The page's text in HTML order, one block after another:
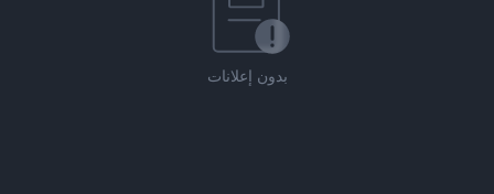
بدون إعلانات